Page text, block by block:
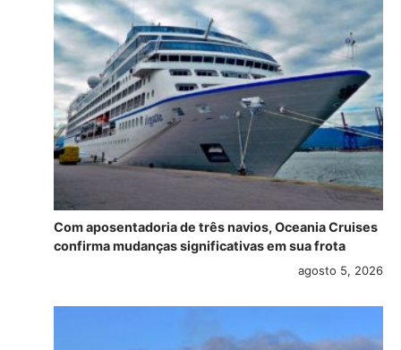
Com aposentadoria de três navios, Oceania Cruises
confirma mudanças significativas em sua frota
agosto 5, 2026